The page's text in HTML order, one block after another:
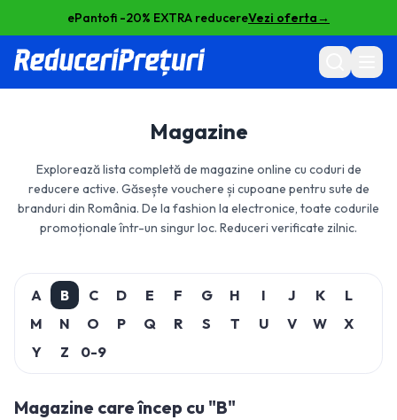
ePantofi -20% EXTRA reducereVezi oferta→
Magazine
Explorează lista completă de magazine online cu coduri de
reducere active. Găsește vouchere și cupoane pentru sute de
branduri din România. De la fashion la electronice, toate codurile
promoționale într-un singur loc. Reduceri verificate zilnic.
A B C D E F G H I J K
L
M
N O P Q R S T U V W
X
Y
Z 0-9
Magazine care încep cu "B"